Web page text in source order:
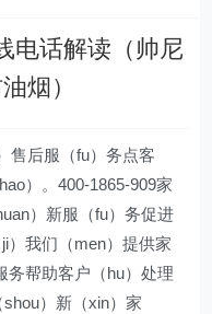
电话解读（帅尼
烟）
售后服（fu）务点客
）。400-1865-909家
）新服（fu）务促进
）我们（men）提供家
务帮助客户（hu）处理
）新（xin）家